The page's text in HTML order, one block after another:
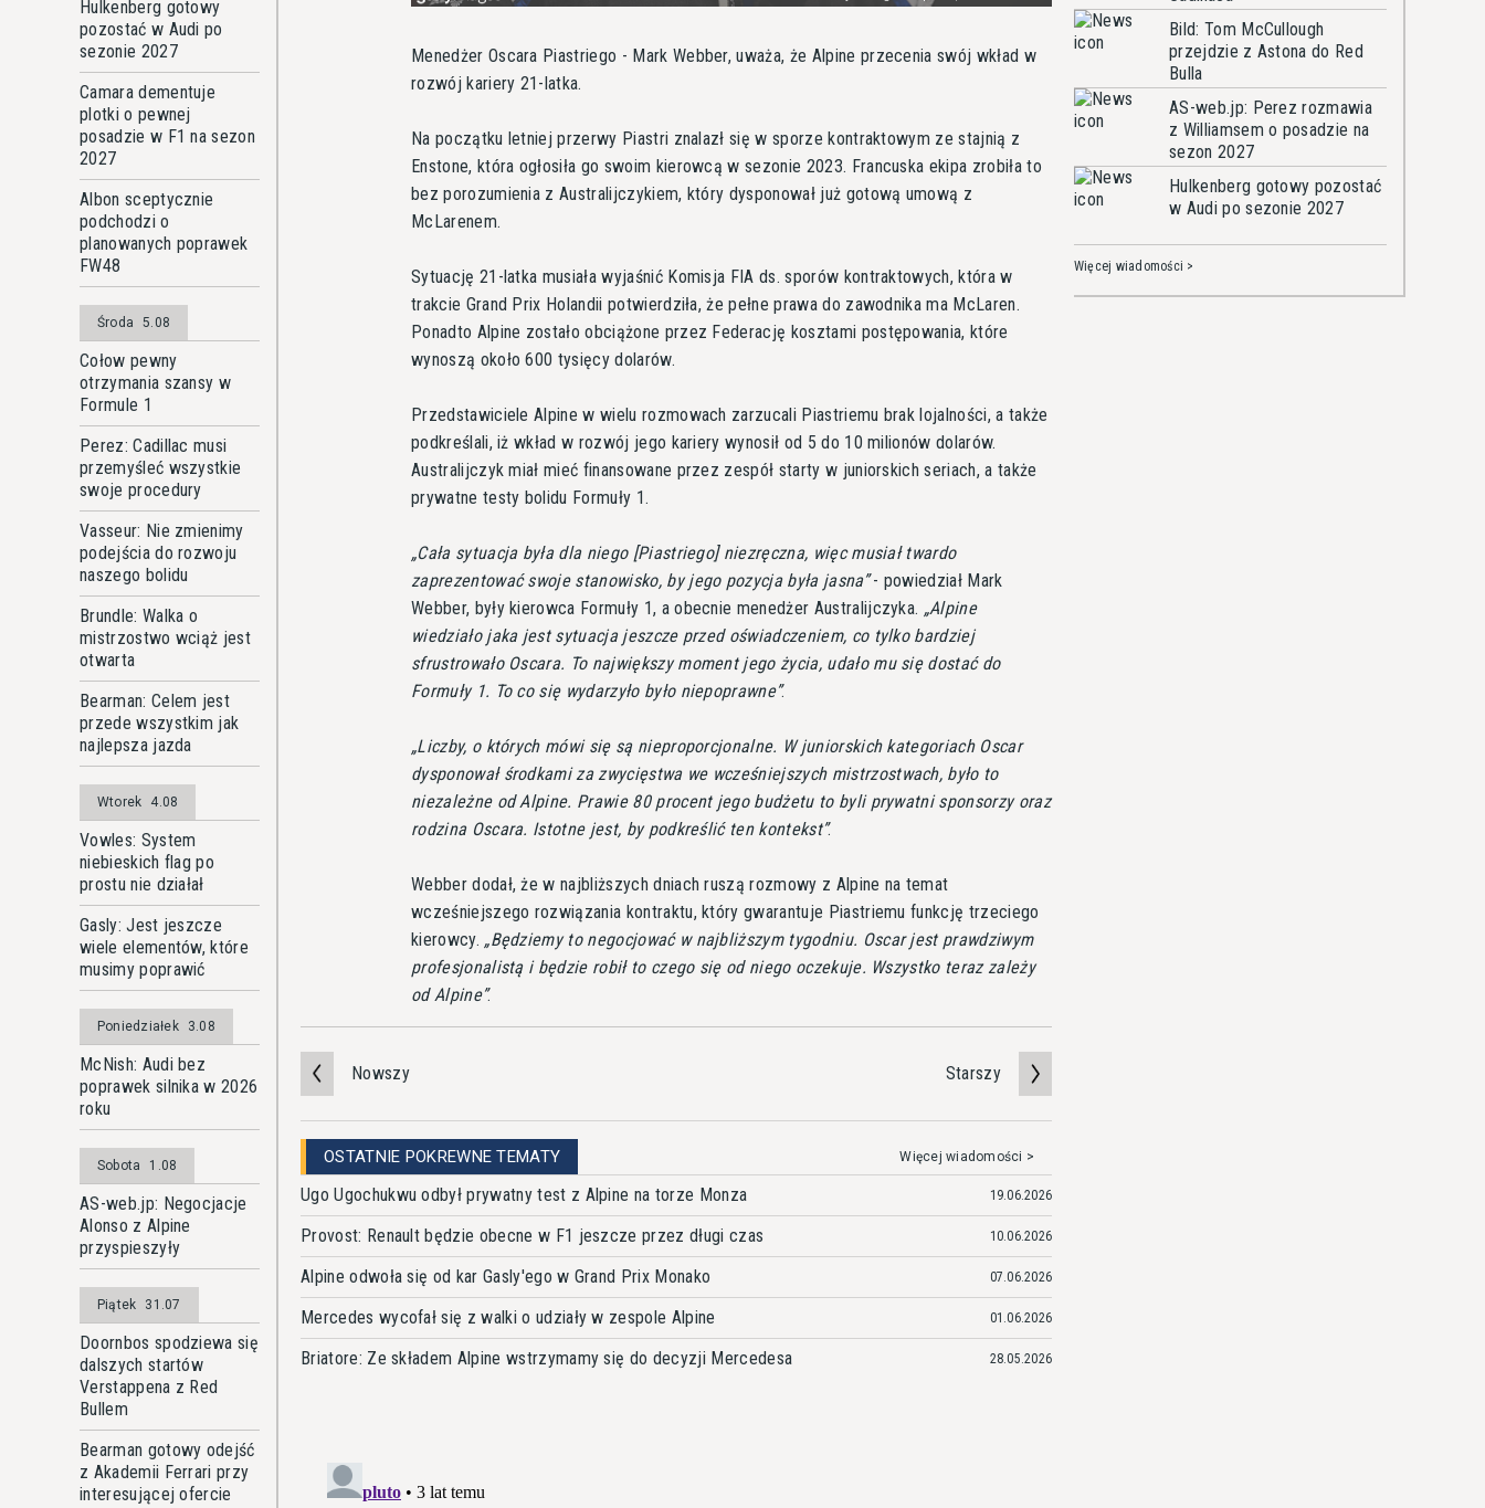
Hulkenberg gotowy
pozostać w Audi po
sezonie 2027
Camara dementuje
plotki o pewnej
posadzie w F1 na sezon
2027
Albon sceptycznie
podchodzi o
planowanych poprawek
FW48
Środa 5.08
Cołow pewny
otrzymania szansy w
Formule 1
Perez: Cadillac musi
przemyśleć wszystkie
swoje procedury
Vasseur: Nie zmienimy
podejścia do rozwoju
naszego bolidu
Brundle: Walka o
mistrzostwo wciąż jest
otwarta
Bearman: Celem jest
przede wszystkim jak
najlepsza jazda
Wtorek 4.08
Vowles: System
niebieskich flag po
prostu nie działał
Gasly: Jest jeszcze
wiele elementów, które
musimy poprawić
Poniedziałek 3.08
McNish: Audi bez
poprawek silnika w 2026
roku
Sobota 1.08
AS-web.jp: Negocjacje
Alonso z Alpine
przyspieszyły
Piątek 31.07
Doornbos spodziewa się
dalszych startów
Verstappena z Red
Bullem
Bearman gotowy odejść
z Akademii Ferrari przy
interesującej ofercie
Menedżer Oscara Piastriego - Mark Webber, uważa, że Alpine przecenia swój wkład w
rozwój kariery 21-latka.
Na początku letniej przerwy Piastri znalazł się w sporze kontraktowym ze stajnią z
Enstone, która ogłosiła go swoim kierowcą w sezonie 2023. Francuska ekipa zrobiła to
bez porozumienia z Australijczykiem, który dysponował już gotową umową z
McLarenem.
Sytuację 21-latka musiała wyjaśnić Komisja FIA ds. sporów kontraktowych, która w
trakcie Grand Prix Holandii potwierdziła, że pełne prawa do zawodnika ma McLaren.
Ponadto Alpine zostało obciążone przez Federację kosztami postępowania, które
wynoszą około 600 tysięcy dolarów.
Przedstawiciele Alpine w wielu rozmowach zarzucali Piastriemu brak lojalności, a także
podkreślali, iż wkład w rozwój jego kariery wynosił od 5 do 10 milionów dolarów.
Australijczyk miał mieć finansowane przez zespół starty w juniorskich seriach, a także
prywatne testy bolidu Formuły 1.
Cała sytuacja była dla niego [Piastriego] niezręczna, więc musiał twardo
zaprezentować swoje stanowisko, by jego pozycja była jasna - powiedział Mark
Webber, były kierowca Formuły 1, a obecnie menedżer Australijczyka.
Alpine
wiedziało jaka jest sytuacja jeszcze przed oświadczeniem, co tylko bardziej
sfrustrowało Oscara. To największy moment jego życia, udało mu się dostać do
Formuły 1. To co się wydarzyło było niepoprawne .
Liczby, o których mówi się są nieproporcjonalne. W juniorskich kategoriach Oscar
dysponował środkami za zwycięstwa we wcześniejszych mistrzostwach, było to
niezależne od Alpine. Prawie 80 procent jego budżetu to byli prywatni sponsorzy oraz
rodzina Oscara. Istotne jest, by podkreślić ten kontekst .
Webber dodał, że w najbliższych dniach ruszą rozmowy z Alpine na temat
wcześniejszego rozwiązania kontraktu, który gwarantuje Piastriemu funkcję trzeciego
kierowcy.
Będziemy to negocjować w najbliższym tygodniu. Oscar jest prawdziwym
profesjonalistą i będzie robił to czego się od niego oczekuje. Wszystko teraz zależy
od Alpine .
Nowszy Starszy
OSTATNIE POKREWNE TEMATY Więcej wiadomości >
Ugo Ugochukwu odbył prywatny test z Alpine na torze Monza 19.06.2026
Provost: Renault będzie obecne w F1 jeszcze przez długi czas 10.06.2026
Alpine odwoła się od kar Gasly'ego w Grand Prix Monako 07.06.2026
Mercedes wycofał się z walki o udziały w zespole Alpine 01.06.2026
Briatore: Ze składem Alpine wstrzymamy się do decyzji Mercedesa 28.05.2026
Bild: Tom McCullough
przejdzie z Astona do Red
Bulla
AS-web.jp: Perez rozmawia
z Williamsem o posadzie na
sezon 2027
Hulkenberg gotowy pozostać
w Audi po sezonie 2027
Więcej wiadomości >